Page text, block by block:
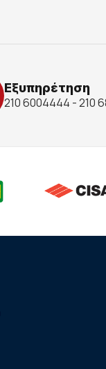
Εξυπηρέτηση
210 6004444 - 210